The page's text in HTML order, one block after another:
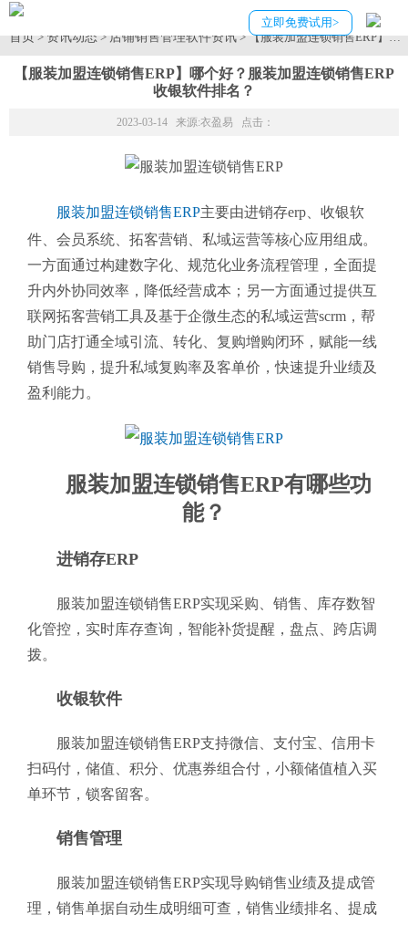
立即免费试用>
首页>资讯动态>店铺销售管理软件资讯> 【服装加盟连锁销售ERP】哪
【服装加盟连锁销售ERP】哪个好？服装加盟连锁销售ERP
收银软件排名？
2023-03-14 来源:衣盈易 点击：
服装加盟连锁销售ERP主要由进销存erp、收银软
件、会员系统、拓客营销、私域运营等核心应用组成。
一方面通过构建数字化、规范化业务流程管理，全面提
升内外协同效率，降低经营成本；另一方面通过提供互
联网拓客营销工具及基于企微生态的私域运营scrm，帮
助门店打通全域引流、转化、复购增购闭环，赋能一线
销售导购，提升私域复购率及客单价，快速提升业绩及
盈利能力。
服装加盟连锁销售ERP有哪些功
能？
进销存ERP
服装加盟连锁销售ERP实现采购、销售、库存数智
化管控，实时库存查询，智能补货提醒，盘点、跨店调
拨。
收银软件
服装加盟连锁销售ERP支持微信、支付宝、信用卡
扫码付，储值、积分、优惠券组合付，小额储值植入买
单环节，锁客留客。
销售管理
服装加盟连锁销售ERP实现导购销售业绩及提成管
理，销售单据自动生成明细可查，销售业绩排名、提成